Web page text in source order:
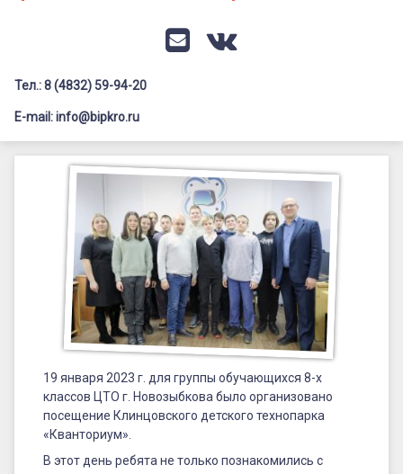
Профилактика дистанционных преступлений
Флагманы образования
Педагог-психолог
Иные конкурсы
E-mailVK
Заголовок сайта → второстепенный
Тел.: 8 (4832) 59-94-20
E-mail: info@bipkro.ru
Посещение
Клинцовского
детского
технопарка
«Кванториум»
учащимися
Новозыбковского
ЦТО
19 января 2023 г. для группы обучающихся 8-х
классов ЦТО г. Новозыбкова было организовано
посещение Клинцовского детского технопарка
«Кванториум».
В этот день ребята не только познакомились с